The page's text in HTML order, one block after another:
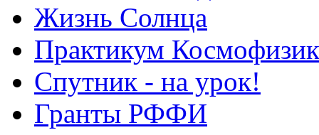
Жизнь Солнца
Практикум
Спутник - на урок!
Гранты РФФИ